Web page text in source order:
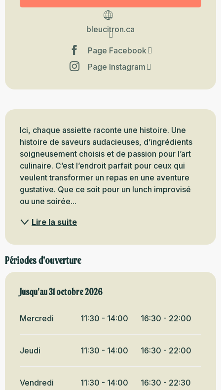
bleucitron.ca
Page Facebook
Page Instagram
Description
Ici, chaque assiette raconte une histoire. Une
histoire de saveurs audacieuses, d’ingrédients
soigneusement choisis et de passion pour l’art
culinaire. C’est l’endroit parfait pour ceux qui
veulent transformer un repas en une aventure
gustative. Que ce soit pour un lunch improvisé
ou une soirée...
Lire la suite
Périodes d'ouverture
Du7 mai 2026au31 octobre 2026
Jusqu'au31 octobre 2026
Mercredi 11:30 - 14:00 16:30 - 22:00
Jeudi 11:30 - 14:00 16:30 - 22:00
Vendredi 11:30 - 14:00 16:30 - 22:30